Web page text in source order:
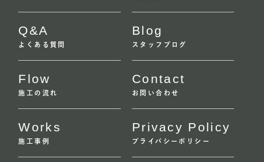
Q&A
よくある質問
Flow
施工の流れ
Works
施工事例
Blog
スタッフブログ
Contact
お問い合わせ
Privacy Policy
プライバシーポリシー